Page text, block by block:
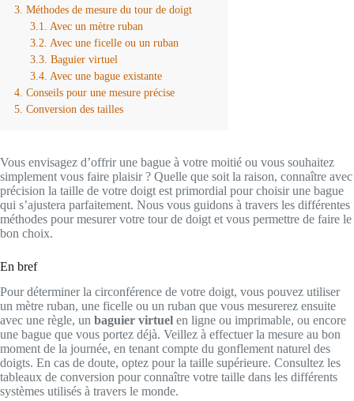
Méthodes de mesure du tour de doigt
Avec un mètre ruban
Avec une ficelle ou un ruban
Baguier virtuel
Avec une bague existante
Conseils pour une mesure précise
Conversion des tailles
Vous envisagez d’offrir une bague à votre moitié ou vous souhaitez
simplement vous faire plaisir ? Quelle que soit la raison, connaître avec
précision la taille de votre doigt est primordial pour choisir une bague
qui s’ajustera parfaitement. Nous vous guidons à travers les différentes
méthodes pour mesurer votre tour de doigt et vous permettre de faire le
bon choix.
En bref
Pour déterminer la circonférence de votre doigt, vous pouvez utiliser
un mètre ruban, une ficelle ou un ruban que vous mesurerez ensuite
avec une règle, un baguier virtuel en ligne ou imprimable, ou encore
une bague que vous portez déjà. Veillez à effectuer la mesure au bon
moment de la journée, en tenant compte du gonflement naturel des
doigts. En cas de doute, optez pour la taille supérieure. Consultez les
tableaux de conversion pour connaître votre taille dans les différents
systèmes utilisés à travers le monde.